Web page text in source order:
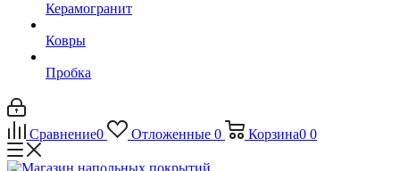
Керамогранит
Ковры
Пробка
Сравнение0 Отложенные 0 Корзина0 0